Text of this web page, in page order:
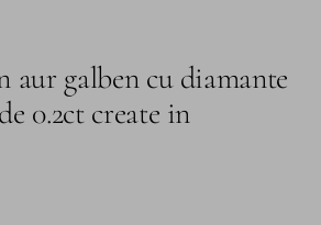
aur galben cu diamante
0.2ct create in